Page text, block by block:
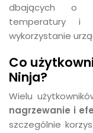
dbających o
temperatury i
wykorzystanie
Co
Ninja?
Wielu
nagrzewanie i
szczególnie